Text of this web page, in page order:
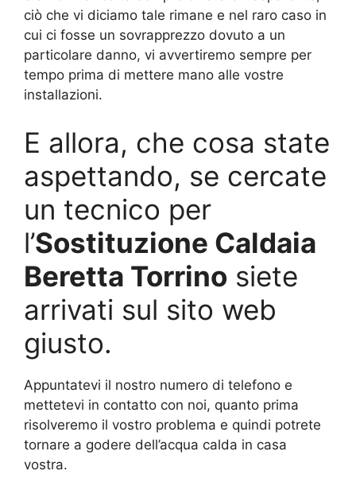
ciò che vi diciamo tale rimane e nel raro caso in
cui ci fosse un sovrapprezzo dovuto a un
particolare danno, vi avvertiremo sempre per
tempo prima di mettere mano alle vostre
installazioni.
E allora, che cosa state
aspettando, se cercate
un tecnico per
l’Sostituzione Caldaia
Beretta Torrino siete
arrivati sul sito web
giusto.
Appuntatevi il nostro numero di telefono e
mettetevi in contatto con noi, quanto prima
risolveremo il vostro problema e quindi potrete
tornare a godere dell’acqua calda in casa
vostra.